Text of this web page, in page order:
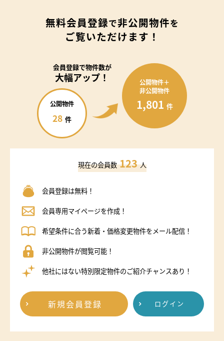
無料会員登録で非公開物件を
ご覧いただけます！
会員登録で物件数が
大幅アップ！
公開物件
28 件
公開物件＋
非公開物件
1,801 件
現在の会員数 123 人
会員登録は無料！
会員専用マイページを作成！
希望条件に合う新着・価格変更物件をメール配信！
非公開物件が閲覧可能！
他社にはない特別限定物件のご紹介チャンスあり！
新規会員登録 ログイン